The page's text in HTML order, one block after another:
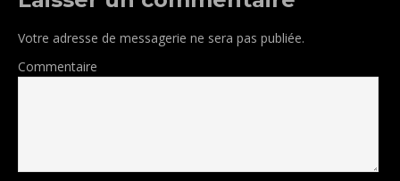
Votre adresse de messagerie ne sera pas publiée.
Commentaire